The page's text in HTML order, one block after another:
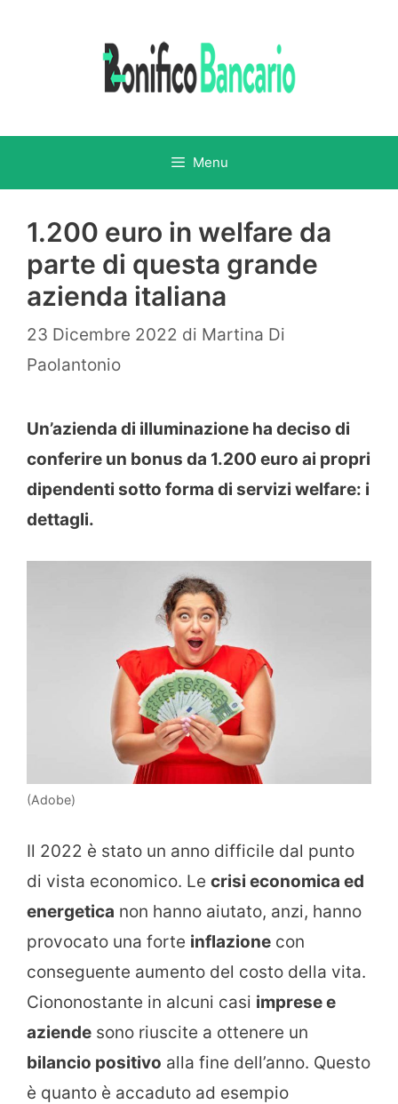
Menu
1.200 euro in welfare da
parte di questa grande
azienda italiana
23 Dicembre 2022 di Martina Di
Paolantonio
Un’azienda di illuminazione ha deciso di
conferire un bonus da 1.200 euro ai propri
dipendenti sotto forma di servizi welfare: i
dettagli.
(Adobe)
Il 2022 è stato un anno difficile dal punto
di vista economico. Le crisi economica ed
energetica non hanno aiutato, anzi, hanno
provocato una forte inflazione con
conseguente aumento del costo della vita.
Ciononostante in alcuni casi imprese e
aziende sono riuscite a ottenere un
bilancio positivo alla fine dell’anno. Questo
è quanto è accaduto ad esempio